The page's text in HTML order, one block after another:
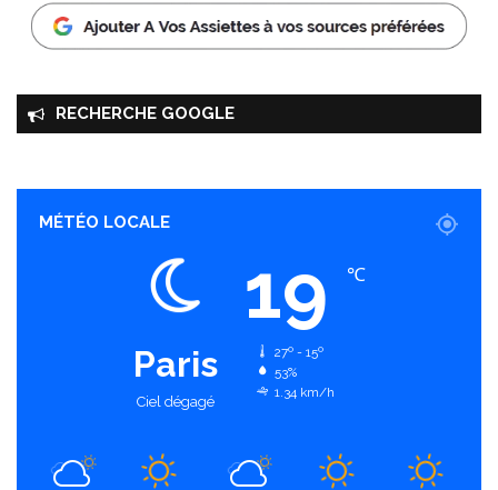
RECHERCHE GOOGLE
MÉTÉO LOCALE
Paris
Ciel dégagé
19 ℃
27º - 15º
53%
1.34 km/h